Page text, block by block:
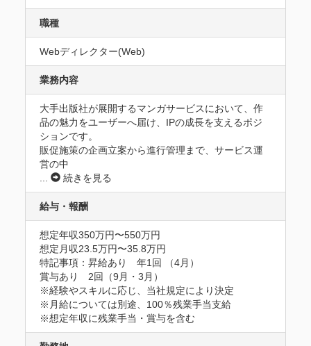
職種
Webディレクター(Web)
業務内容
大手出版社が展開するマンガサービスにおいて、作
品の魅力をユーザーへ届け、IPの成長を支えるポジ
ションです。
販促施策の企画立案から進行管理まで、サービス運
営の中
...
続きを見る
給与・報酬
想定年収350万円〜550万円
想定月収23.5万円〜35.8万円
特記事項：昇給あり　年1回 （4月）
賞与あり　2回（9月・3月）
※経験やスキルに応じ、当社規定により決定
※月給については別途、100％残業手当支給
※想定年収に残業手当・賞与を含む